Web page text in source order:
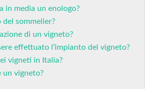
in media un enologo?
sommelier?
di un vigneto?
effettuato l’impianto del vigneto?
vigneti in Italia?
un vigneto?